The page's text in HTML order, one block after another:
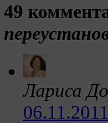
49
Лариса